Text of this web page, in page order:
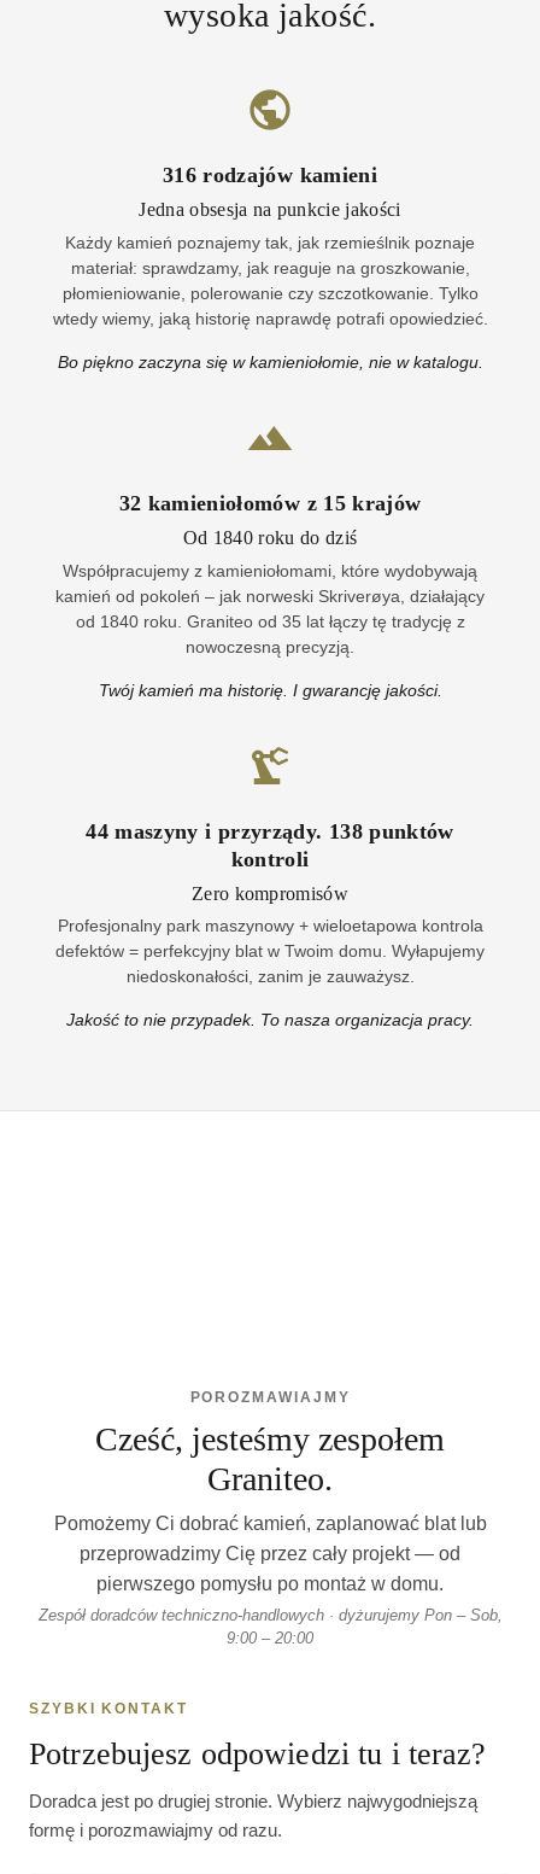
wysoka jakość.
316 rodzajów kamieni
Jedna obsesja na punkcie jakości
Każdy kamień poznajemy tak, jak rzemieślnik poznaje
materiał: sprawdzamy, jak reaguje na groszkowanie,
płomieniowanie, polerowanie czy szczotkowanie. Tylko
wtedy wiemy, jaką historię naprawdę potrafi opowiedzieć.
Bo piękno zaczyna się w kamieniołomie, nie w katalogu.
32 kamieniołomów z 15krajów
Od 1840 roku do dziś
Współpracujemy z kamieniołomami, które wydobywają
kamień od pokoleń – jak norweski Skriverøya, działający
od 1840 roku. Graniteo od 35 lat łączy tę tradycję z
nowoczesną precyzją.
Twój kamień ma historię. I gwarancję jakości.
44 maszyny i przyrządy. 138punktów
kontroli
Zero kompromisów
Profesjonalny park maszynowy + wieloetapowa kontrola
defektów = perfekcyjny blat w Twoim domu. Wyłapujemy
niedoskonałości, zanim je zauważysz.
Jakość to nie przypadek. To nasza organizacja pracy.
POROZMAWIAJMY
Cześć, jesteśmy zespołem
Graniteo.
Pomożemy Ci dobrać kamień, zaplanować blat lub
przeprowadzimy Cię przez cały projekt — od
pierwszego pomysłu po montaż w domu.
Zespół doradców techniczno-handlowych · dyżurujemy Pon – Sob,
9:00 – 20:00
SZYBKI KONTAKT
Potrzebujesz odpowiedzi tu i teraz?
Doradca jest po drugiej stronie. Wybierz najwygodniejszą
formę i porozmawiajmy od razu.